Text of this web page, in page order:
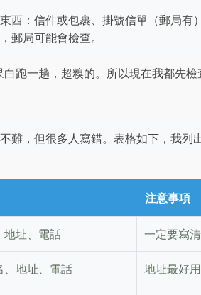
西：信件或包裹、掛號信單（郵局
郵局可能會檢查。
跑一趟，超糗的。所以現在我都先檢
難，但很多人寫錯。表格如下，我列
注意事項
地址、電話 一定要寫
、地址、電話 地址最好